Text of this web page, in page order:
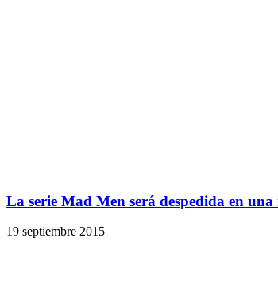
La serie Mad Men será despedida en
19 septiembre 2015